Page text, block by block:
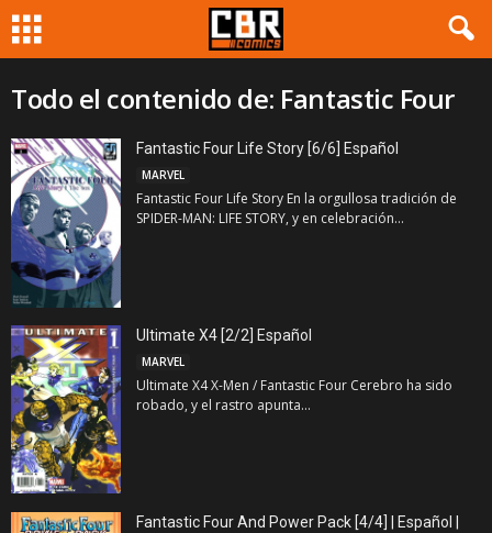
Todo el contenido de: Fantastic Four
Fantastic Four Life Story [6/6] Español
MARVEL
Fantastic Four Life Story En la orgullosa tradición de
SPIDER-MAN: LIFE STORY, y en celebración...
Ultimate X4 [2/2] Español
MARVEL
Ultimate X4 X-Men / Fantastic Four Cerebro ha sido
robado, y el rastro apunta...
Fantastic Four And Power Pack [4/4] | Español |